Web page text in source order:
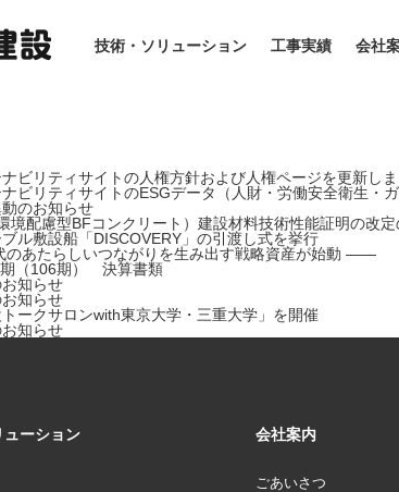
技術・ソリューション 工事実績 会社
ビリティサイトの人権方針および人権ページを更新しま
ビリティサイトのESGデータ（人財・労働安全衛生・
のお知らせ
境配慮型BFコンクリート）建設材料技術性能証明の改
ル敷設船「DISCOVERY」の引渡し式を挙行
あたらしいつながりを生み出す戦略資産が始動 ――
（106期） 決算書類
知らせ
知らせ
トークサロンwith東京大学・三重大学」を開催
知らせ
ューション 会社案内
ごあいさつ